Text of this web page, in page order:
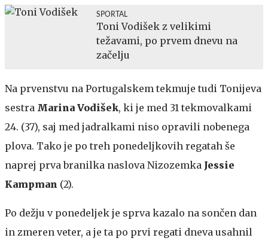
SPORTAL
Toni Vodišek z velikimi
težavami, po prvem dnevu na
začelju
Na prvenstvu na Portugalskem tekmuje tudi Tonijeva
sestra Marina Vodišek, ki je med 31 tekmovalkami
24. (37), saj med jadralkami niso opravili nobenega
plova. Tako je po treh ponedeljkovih regatah še
naprej prva branilka naslova Nizozemka Jessie
Kampman (2).
Po dežju v ponedeljek je sprva kazalo na sončen dan
in zmeren veter, a je ta po prvi regati dneva usahnil